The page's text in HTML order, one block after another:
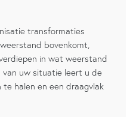
transformaties
bovenkomt,
in wat weerstand
uw situatie leert u de
halen en een draagvlak